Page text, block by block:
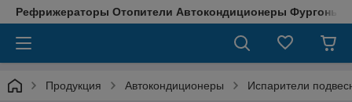
Рефрижераторы Отопители Автокондиционеры Фургоны
Продукция Автокондиционеры Испарители